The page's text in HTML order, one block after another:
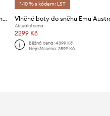
Semišové sněhule Emu Australia Stinger Micro
*-10 % s kódem: LST
Aktuální cena:
2299 Kč
Běžná cena: 4399 Kč
Nejnižší cena: 2599 Kč